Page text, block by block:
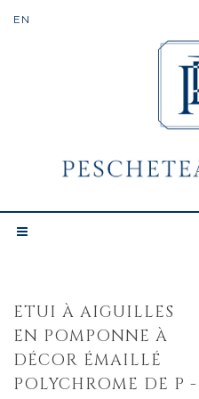
ETUI À AIGUILLES
EN POMPONNE À
DÉCOR ÉMAILLÉ
POLYCHROME DE P -